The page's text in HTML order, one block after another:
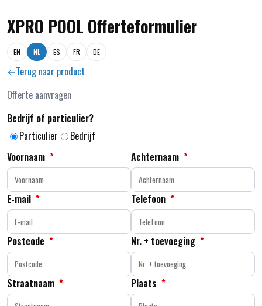
XPRO POOL Offerteformulier
EN NL ES FR DE
Terug naar product
Offerte aanvragen
Bedrijf of particulier?
Particulier
Bedrijf
Voornaam * Achternaam *
E-mail * Telefoon *
Postcode * Nr. + toevoeging *
Straatnaam * Plaats *